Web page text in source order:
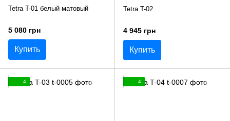
Tetra T-01 белый матовый
5 080 грн
Купить
Tetra T-02
4 945 грн
Купить
4 4